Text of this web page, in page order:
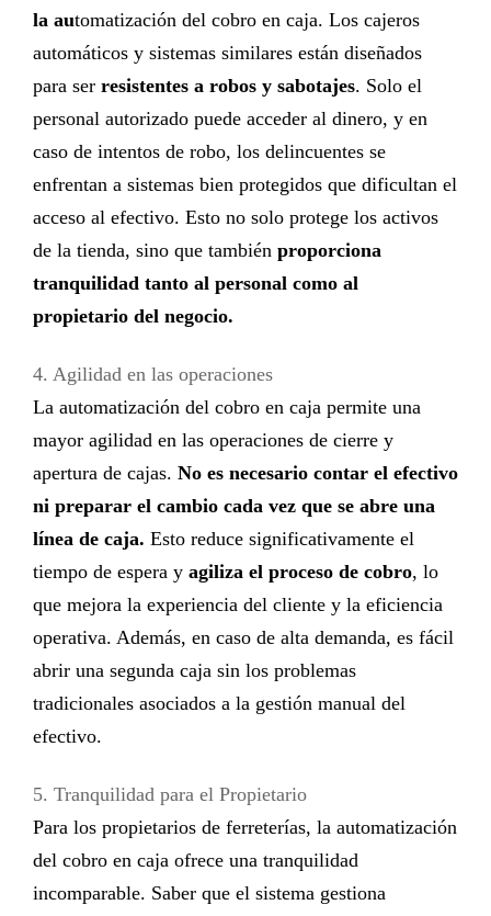
la automatización del cobro en caja. Los cajeros
automáticos y sistemas similares están diseñados
para ser resistentes a robos y sabotajes. Solo el
personal autorizado puede acceder al dinero, y en
caso de intentos de robo, los delincuentes se
enfrentan a sistemas bien protegidos que dificultan el
acceso al efectivo. Esto no solo protege los activos
de la tienda, sino que también proporciona
tranquilidad tanto al personal como al
propietario del negocio.
4. Agilidad en las operaciones
La automatización del cobro en caja permite una
mayor agilidad en las operaciones de cierre y
apertura de cajas. No es necesario contar el efectivo
ni preparar el cambio cada vez que se abre una
línea de caja. Esto reduce significativamente el
tiempo de espera y agiliza el proceso de cobro, lo
que mejora la experiencia del cliente y la eficiencia
operativa. Además, en caso de alta demanda, es fácil
abrir una segunda caja sin los problemas
tradicionales asociados a la gestión manual del
efectivo.
5. Tranquilidad para el Propietario
Para los propietarios de ferreterías, la automatización
del cobro en caja ofrece una tranquilidad
incomparable. Saber que el sistema gestiona